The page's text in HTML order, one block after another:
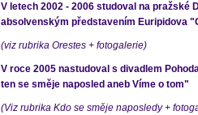
V letech 2002 - 2006 studoval na pražské
absolvenským představením Euripidova
(viz rubrika Orestes + fotogalerie)
V roce 2005 nastudoval s divadlem
ten se směje naposled aneb Víme o tom"
(Viz rubrika Kdo se směje naposledy +